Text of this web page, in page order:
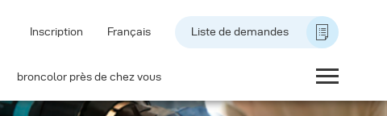
Inscription Français Liste de demandes
broncolor près de chez vous